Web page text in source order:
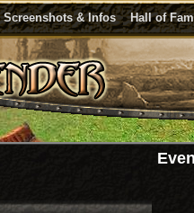
Screenshots & Infos Hall of